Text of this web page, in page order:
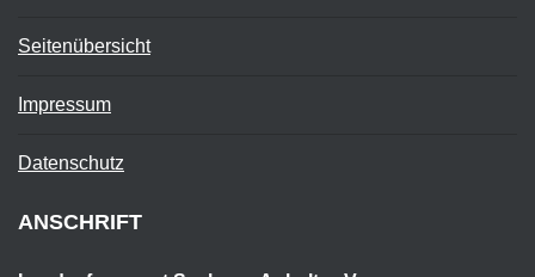
Seitenübersicht
Impressum
Datenschutz
ANSCHRIFT